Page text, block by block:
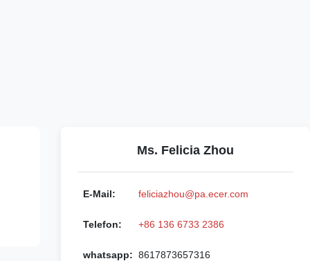
Ms. Felicia Zhou
E-Mail: feliciazhou@pa.ecer.com
Telefon: +86 136 6733 2386
whatsapp: 8617873657316